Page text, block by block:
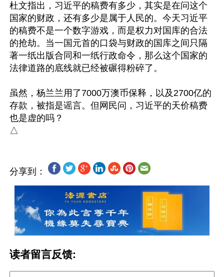
杜文指出，习近平的稿费有多少，其实是在问这个
国家的财政，还有多少是属于人民的。今天习近平
的稿费不是一个数字游戏，而是权力对国库的合法
的抢劫。当一国元首的口袋与财政的国库之间只隔
著一纸出版合同和一纸行政命令，那么这个国家的
法律道路的底线就已经被碾得粉碎了。
虽然，杨兰兰用了7000万澳币保释，以及2700亿的
存款，被指是谣言。但网民问，习近平的天价稿费
也是虚的吗？
分享到：
读者留言反馈: